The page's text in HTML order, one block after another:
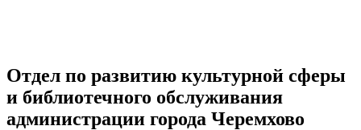
Отдел по развитию культурной сферы
и библиотечного обслуживания
администрации города Черемхово